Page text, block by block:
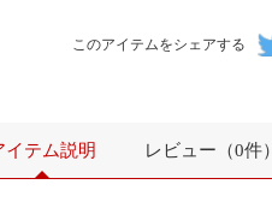
このアイテムをシェアする
イテム説明 レビュー（0件）